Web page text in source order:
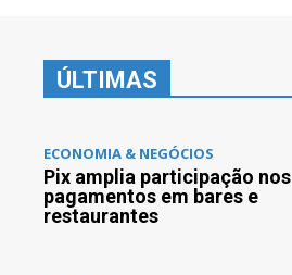
ÚLTIMAS
ECONOMIA & NEGÓCIOS
Pix amplia participação nos
pagamentos em bares e
restaurantes